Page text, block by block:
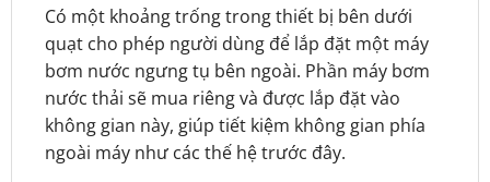
Có một khoảng trống trong thiết bị bên dưới
quạt cho phép người dùng để lắp đặt một máy
bơm nước ngưng tụ bên ngoài. Phần máy bơm
nước thải sẽ mua riêng và được lắp đặt vào
không gian này, giúp tiết kiệm không gian phía
ngoài máy như các thế hệ trước đây.